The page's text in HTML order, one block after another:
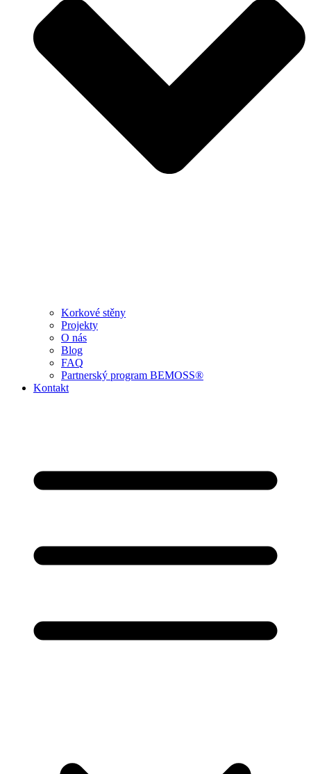
Korkové stěny
Projekty
O nás
Blog
FAQ
Partnerský program BEMOSS®
Kontakt